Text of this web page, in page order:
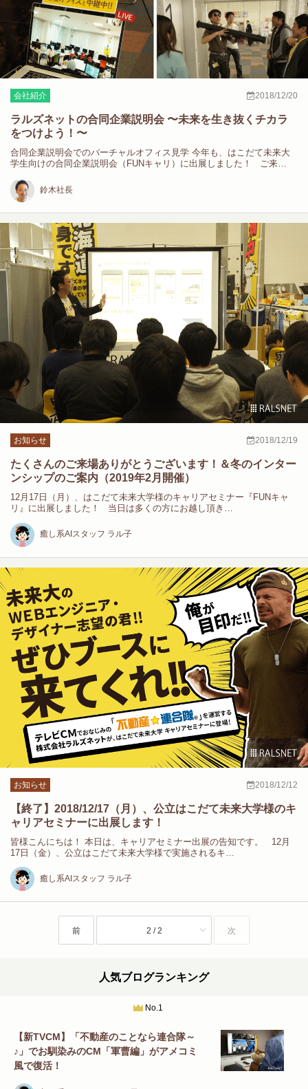
会社紹介 2018/12/20
ラルズネットの合同企業説明会 〜未来を生き抜くチカラ
をつけよう！〜
合同企業説明会でのバーチャルオフィス見学 今年も、はこだて未来大
学生向けの合同企業説明会（FUNキャリ）に出展しました！ ご来…
鈴木社長
お知らせ 2018/12/19
たくさんのご来場ありがとうございます！＆冬のインター
ンシップのご案内（2019年2月開催）
12月17日（月）、はこだて未来大学様のキャリアセミナー『FUNキャ
リ』に出展しました！ 当日は多くの方にお越し頂き…
癒し系AIスタッフ ラル子
お知らせ 2018/12/12
【終了】2018/12/17（月）、公立はこだて未来大学様のキ
ャリアセミナーに出展します！
皆様こんにちは！ 本日は、キャリアセミナー出展の告知です。 12月
17日（金）、公立はこだて未来大学様で実施されるキ…
癒し系AIスタッフ ラル子
前 2 / 2 次
人気ブログランキング
No.1
【新TVCM】「不動産のことなら連合隊～
♪」でお馴染みのCM「軍曹編」がアメコミ
風で復活！